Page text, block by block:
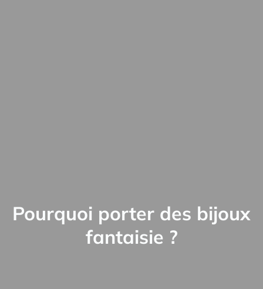
Pourquoi porter des bijoux
fantaisie ?